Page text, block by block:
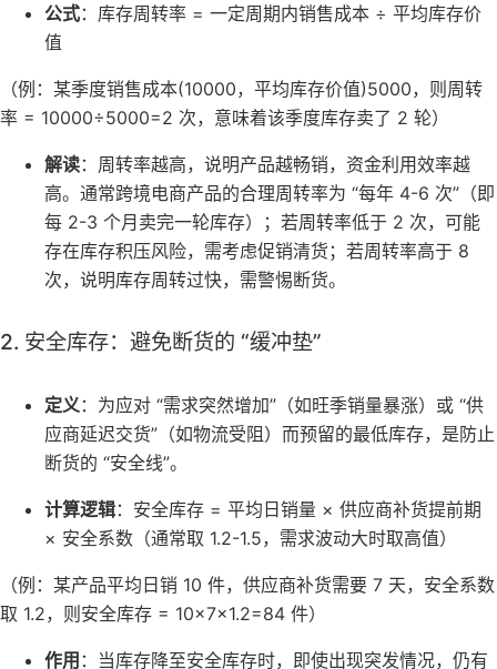
公式：库存周转率 = 一定周期内销售成本 ÷ 平均库存价
值
（例：某季度销售成本(10000，平均库存价值)5000，则周转
率 = 10000÷5000=2 次，意味着该季度库存卖了 2 轮）
解读：周转率越高，说明产品越畅销，资金利用效率越
高。通常跨境电商产品的合理周转率为 “每年 4-6 次”（即
每 2-3 个月卖完一轮库存）；若周转率低于 2 次，可能
存在库存积压风险，需考虑促销清货；若周转率高于 8
次，说明库存周转过快，需警惕断货。
2. 安全库存：避免断货的 “缓冲垫”
定义 ：为应对 “需求突然增加”（如旺季销量暴涨）或 “供
应商延迟交货”（如物流受阻）而预留的最低库存，是防止
断货的 “安全线”。
计算逻辑：安全库存 = 平均日销量 × 供应商补货提前期
× 安全系数（通常取 1.2-1.5，需求波动大时取高值）
（例：某产品平均日销 10 件，供应商补货需要 7 天，安全系数
取 1.2，则安全库存 = 10×7×1.2=84 件）
作用 ：当库存降至安全库存时，即使出现突发情况，仍有